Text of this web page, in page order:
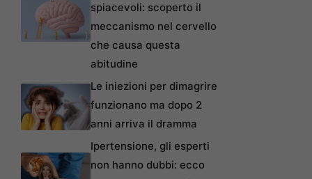
spiacevoli: scoperto il
meccanismo nel cervello
che causa questa
abitudine
Le iniezioni per dimagrire
funzionano ma dopo 2
anni arriva il dramma
Ipertensione, gli esperti
non hanno dubbi: ecco